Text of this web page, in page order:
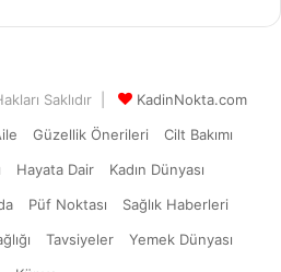
Saklıdır |
KadinNokta.com
Güzellik Önerileri
Cilt Bakımı
Hayata Dair
Kadın Dünyası
Püf Noktası
Sağlık Haberleri
Tavsiyeler
Yemek Dünyası